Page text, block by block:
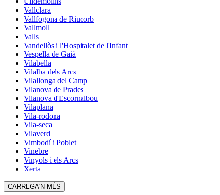
Vallclara
Vallfogona de Riucorb
Vallmoll
Valls
Vandellòs i l'Hospitalet de l'Infant
Vespella de Gaià
Vilabella
Vilalba dels Arcs
Vilallonga del Camp
Vilanova de Prades
Vilanova d'Escornalbou
Vilaplana
Vila-rodona
Vila-seca
Vilaverd
Vimbodí i Poblet
Vinebre
Vinyols i els Arcs
Xerta
CARREGA'N MÉS